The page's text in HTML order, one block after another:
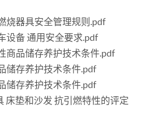
烧器具安全管理规则.pdf
设备 通用安全要求.pdf
商品储存养护技术条件.pdf
储存养护技术条件.pdf
储存养护技术条件.pdf
床垫和沙发 抗引燃特性的评定